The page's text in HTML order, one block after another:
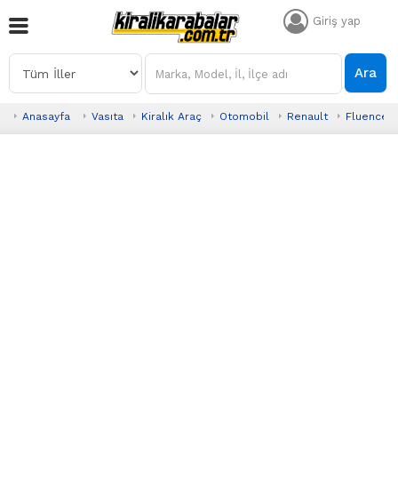
Giriş yap
Ara
Anasayfa Vasıta Kiralık Araç Otomobil Renault Fluence